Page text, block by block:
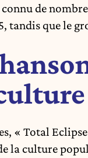
de
tandis que le
« Total
la culture